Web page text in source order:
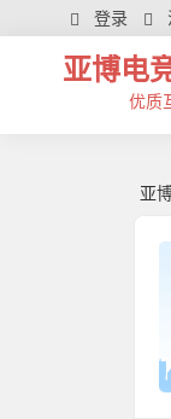
水印相机 | 芊芊精典-
登录
亚博电
优质
亚